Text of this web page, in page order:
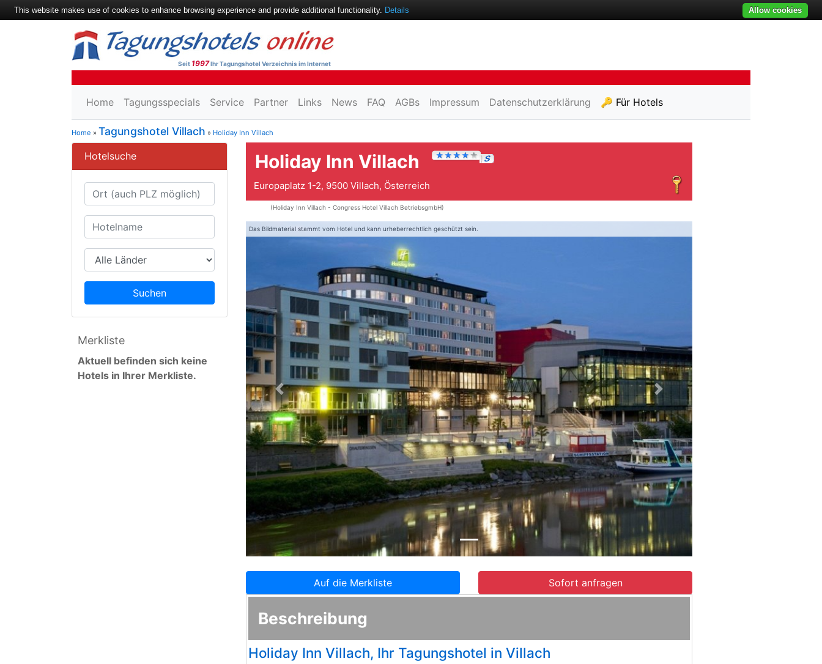
Seit 1997Ihr Tagungshotel Verzeichnis im Internet
Home Tagungsspecials Service Partner Links News FAQ AGBs Impressum Datenschutzerklärung 🔑 Für Hotels
Home » Tagungshotel Villach » Holiday Inn Villach
Hotelsuche
Suchen
Merkliste
Aktuell befinden sich keine
Hotels in Ihrer Merkliste.
Holiday Inn Villach
Europaplatz 1-2, 9500 Villach, Österreich
(Holiday Inn Villach - Congress Hotel Villach BetriebsgmbH)
Das Bildmaterial stammt vom Hotel und kann urheberrechtlich geschützt sein.
Zurück Weiter
Auf die Merkliste Sofort anfragen
Beschreibung
Holiday Inn Villach, Ihr Tagungshotel in Villach
This website makes use of cookies to enhance browsing experience and provide additional functionality. Details Allow cookies